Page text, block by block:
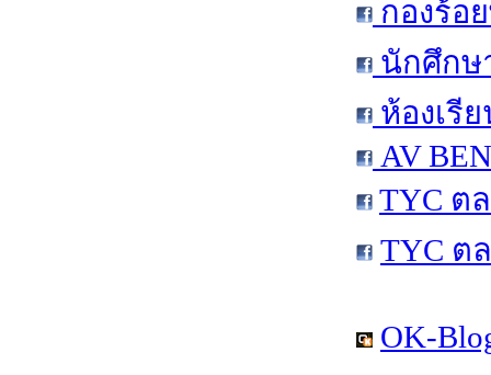
กองร้อ
นักศึกษ
ห้องเรี
AV
TYC ต
TYC ต
OK-